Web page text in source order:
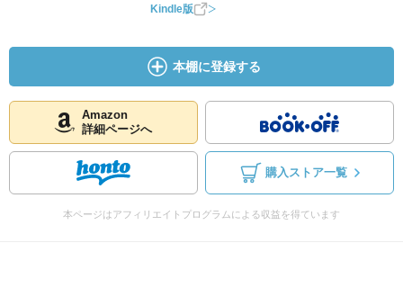
Kindle版
本棚に登録する
Amazon
詳細ページへ
購入ストア一覧
本ページはアフィリエイトプログラムによる収益を得ています